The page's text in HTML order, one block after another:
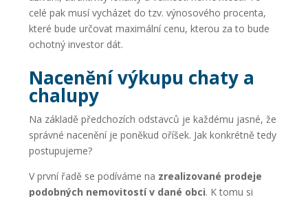
celé pak musí vycházet do tzv. výnosového procenta,
které bude určovat maximální cenu, kterou za to bude
ochotný investor dát.
Nacenění výkupu chaty a
chalupy
Na základě předchozích odstavců je každému jasné, že
správné nacenění je poněkud oříšek. Jak konkrétně tedy
postupujeme?
V první řadě se podíváme na zrealizované prodeje
podobných nemovitostí v dané obci. K tomu si